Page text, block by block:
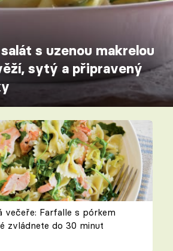
s uzenou makrelou
sytý a připravený
večeře: Farfalle s pórkem
zvládnete do 30 minut